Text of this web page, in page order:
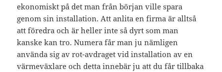
ekonomiskt på det man från början ville spara
genom sin installation. Att anlita en firma är alltså
att föredra och är heller inte så dyrt som man
kanske kan tro. Numera får man ju nämligen
använda sig av rot-avdraget vid installation av en
värmeväxlare och detta innebär ju att du får tillbaka